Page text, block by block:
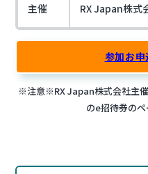
主催 RX Japan株式
参加お
※注意※RX Japan株式会社主催
のe招待券のペ